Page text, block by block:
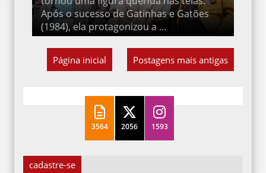
Após o sucesso de Gatinhas e Gatões
(1984), ela protagonizou a ...
Postagens mais antigas
Página inicial
3564 2056 1593
cadastre-se